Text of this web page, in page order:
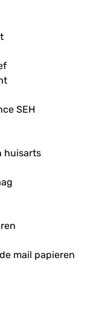
SEH
huisarts
mail papieren